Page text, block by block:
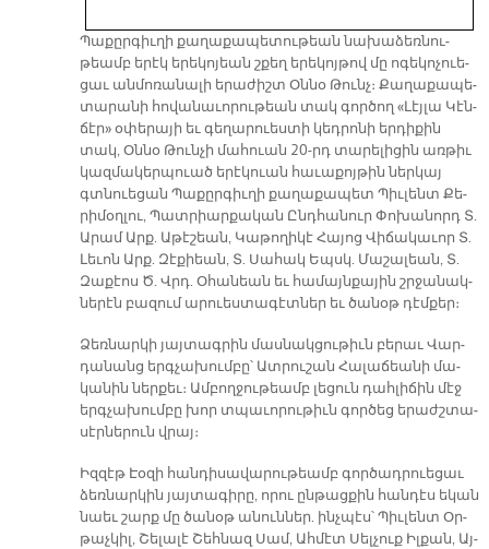
Պա­քըր­գիւ­ղի քա­ղա­քա­պե­տու­թեան նա­խա­ձեռ­նու­
թեամբ ե­րէկ ե­րե­կո­յեան շքեղ ե­րե­կոյ­թով մը ո­գե­կո­չուե­
ցաւ ան­մո­ռա­նա­լի ե­րա­ժիշտ Օն­նօ Թունչ։ Քա­ղա­քա­պե­
տա­րա­նի հո­վա­նա­ւո­րու­թեան տակ գոր­ծող «Լէյ­լա Կէն­
ճէր» օ­փե­րա­յի եւ գե­ղա­րուես­տի կեդ­րո­նի եր­դի­քին
տակ, Օն­նօ Թուն­չի մա­հուան 20-րդ տա­րե­լի­ցին առ­թիւ
կազ­մա­կեր­պուած ե­րէ­կուան հա­ւա­քոյ­թին ներ­կայ
գտնուե­ցան Պա­քըր­գիւ­ղի քա­ղա­քա­պետ Պիւ­լենտ Քե­
րի­մօղ­լու, Պատ­րիար­քա­կան Ընդ­հա­նուր Փո­խա­նորդ Տ.
Ա­րամ Արք. Ա­թէ­շեան, Կա­թո­ղի­կէ Հա­յոց Վի­ճա­կա­ւոր Տ.
Լե­ւոն Արք. Զէ­քիեան, Տ. Սա­հակ Եպսկ. Մա­շա­լեան, Տ.
Զա­քէոս Ծ. Վրդ. Օ­հա­նեան եւ հա­մայն­քա­յին շրջա­նակ­
նե­րէն բա­զում ա­րուես­տա­գէտ­ներ եւ ծա­նօթ դէմ­քեր։
Ձեռ­նար­կի յայ­տագ­րին մաս­նակ­ցու­թիւն բե­րաւ Վար­
դա­նանց երգ­չա­խում­բը՝ Ատ­րու­շան Հա­լա­ճեա­նի մա­
կա­նին ներ­քեւ։ Ամ­բող­ջու­թեամբ լե­ցուն դահ­լի­ճին մէջ
երգ­չա­խում­բը խոր տպա­ւո­րու­թիւն գոր­ծեց ե­րաժշ­տա­
սէր­նե­րուն վրայ։
Իզ­զէթ Էօ­զի հան­դի­սա­վա­րու­թեամբ գոր­ծադ­րուե­ցաւ
ձեռ­նար­կին յայ­տա­գի­րը, ո­րու ըն­թաց­քին հան­դէս ե­կան
նաեւ շարք մը ծա­նօթ ա­նուն­ներ. ինչ­պէս՝ Պիւ­լենտ Օր­
թաչ­կիլ, Շե­լա­լէ Շեհ­նազ Սամ, Ահ­մէտ Սել­չուք Իլ­քան, Այ­